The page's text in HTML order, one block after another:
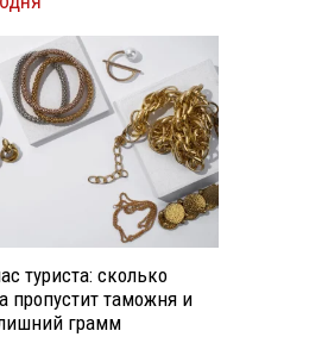
туриста: сколько
пропустит таможня и
грамм